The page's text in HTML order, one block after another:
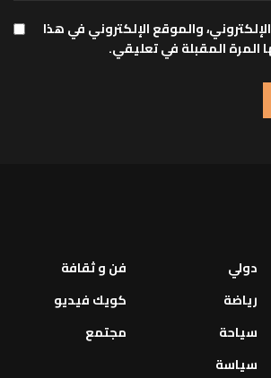
والموقع الإلكتروني في هذا
المرة المقبلة في تعليقي.
دولي
رياضة
سياحة
سياسة
فن و ثقافة
كويك فيديو
مجتمع